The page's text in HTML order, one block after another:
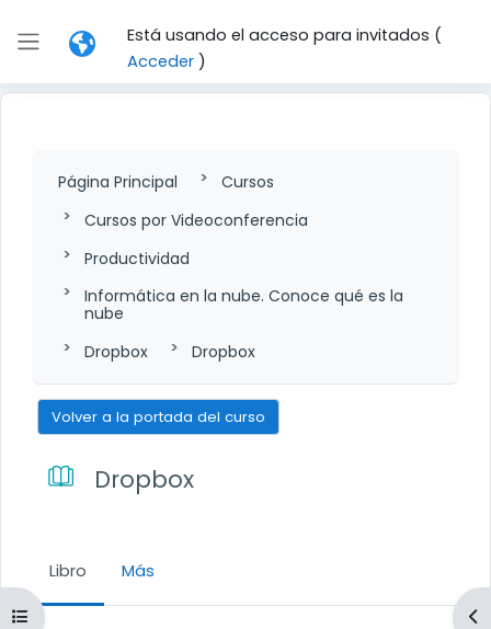
Panel lateral
Está usando el acceso para invitados (
Acceder)
Abrir índice del curso
Página Principal
Cursos
Cursos por Videoconferencia
Productividad
Informática en la nube. Conoce qué es la
nube
Dropbox
Dropbox
Volver a la portada del curso
Dropbox
Libro Más